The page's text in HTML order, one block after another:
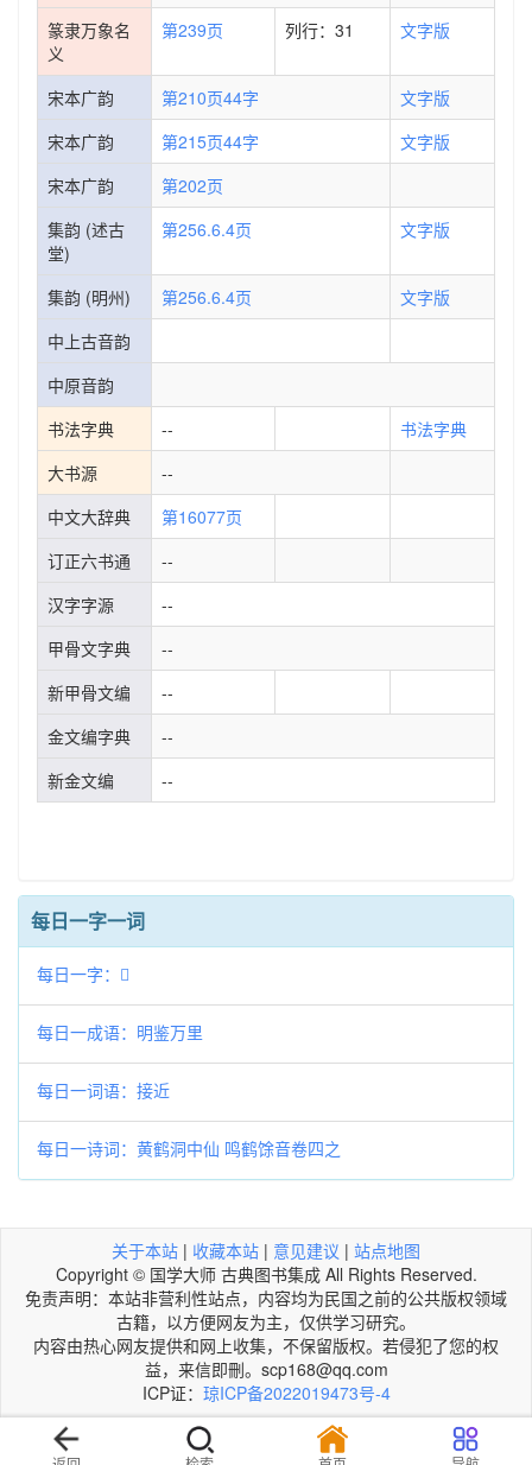
篆隶万象名
义
第239页 列行：31 文字版
宋本广韵 第210页44字
文字版
宋本广韵
第215页44字
文字版
宋本广韵
第202页
集韵 (述古
堂)
第256.6.4页 文字版
集韵 (明州) 第256.6.4页
文字版
中上古音韵
中原音韵
书法字典
--
书法字典
大书源
--
中文大辞典
第16077页
订正六书通
--
汉字字源
--
甲骨文字典
--
新甲骨文编
--
金文编字典
--
新金文编
--
每日一字一词
每日一字：𪫫
每日一成语：明鉴万里
每日一词语：接近
每日一诗词：黄鹤洞中仙 鸣鹤馀音卷四之
关于本站 | 收藏本站 | 意见建议 | 站点地图
Copyright © 国学大师 古典图书集成 All Rights Reserved.
免责声明：本站非营利性站点，内容均为民国之前的公共版权领域
古籍，以方便网友为主，仅供学习研究。
内容由热心网友提供和网上收集，不保留版权。若侵犯了您的权
益，来信即刪。scp168@qq.com
ICP证： 琼ICP备2022019473号-4